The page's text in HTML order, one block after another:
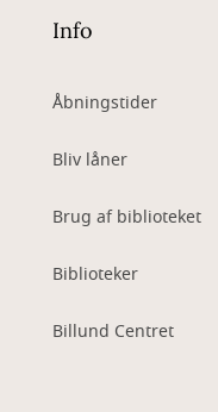
Info
Åbningstider
Bliv låner
Brug af biblioteket
Biblioteker
Billund Centret